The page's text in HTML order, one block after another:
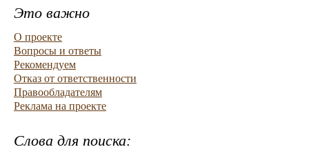
Это важно
О проекте
Вопросы и ответы
Рекомендуем
Отказ от ответственности
Правообладателям
Реклама на проекте
Слова для поиска: